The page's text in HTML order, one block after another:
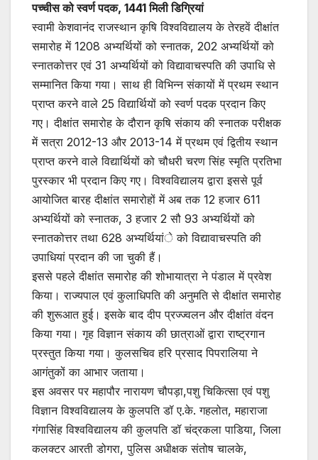
पच्चीस को स्वर्ण पदक, 1441 मिली डिग्रियां
स्वामी केशवानंद राजस्थान कृषि विश्वविद्यालय के तेरहवें दीक्षांत
समारोह में 1208 अभ्यर्थियों को स्नातक, 202 अभ्यर्थियों को
स्नातकोत्तर एवं 31 अभ्यर्थियों को विद्यावाचस्पति की उपाधि से
सम्मानित किया गया। साथ ही विभिन्न संकायों में प्रथम स्थान
प्राप्त करने वाले 25 विद्यार्थियों को स्वर्ण पदक प्रदान किए
गए। दीक्षांत समारोह के दौरान कृषि संकाय की स्नातक परीक्षक
में सत्रा 2012-13 और 2013-14 में प्रथम एवं द्वितीय स्थान
प्राप्त करने वाले विद्यार्थियों को चौधरी चरण सिंह स्मृति प्रतिभा
पुरस्कार भी प्रदान किए गए। विश्वविद्यालय द्वारा इससे पूर्व
आयोजित बारह दीक्षांत समारोहों में अब तक 12 हजार 611
अभ्यर्थियों को स्नातक, 3 हजार 2 सौ 93 अभ्यर्थियों को
स्नातकोत्तर तथा 628 अभ्यर्थियांे को विद्यावाचस्पति की
उपाधियां प्रदान की जा चुकी हैं।
इससे पहले दीक्षांत समारोह की शोभायात्रा ने पंडाल में प्रवेश
किया। राज्यपाल एवं कुलाधिपति की अनुमति से दीक्षांत समारोह
की शुरूआत हुई। इसके बाद दीप प्रज्ज्वलन और दीक्षांत वंदन
किया गया। गृह विज्ञान संकाय की छात्राओं द्वारा राष्ट्रगान
प्रस्तुत किया गया। कुलसचिव हरि प्रसाद पिपरालिया ने
आगंतुकों का आभार जताया।
इस अवसर पर महापौर नारायण चौपड़ा,पशु चिकित्सा एवं पशु
विज्ञान विश्वविद्यालय के कुलपति डॉ ए.के. गहलोत, महाराजा
गंगासिंह विश्वविद्यालय की कुलपति डॉ चंद्रकला पाडिया, जिला
कलक्टर आरती डोगरा, पुलिस अधीक्षक संतोष चालके,